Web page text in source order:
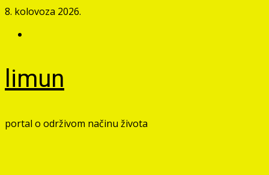
Skip
content
8. kolovoza 2026.
limun
portal o održivom načinu života